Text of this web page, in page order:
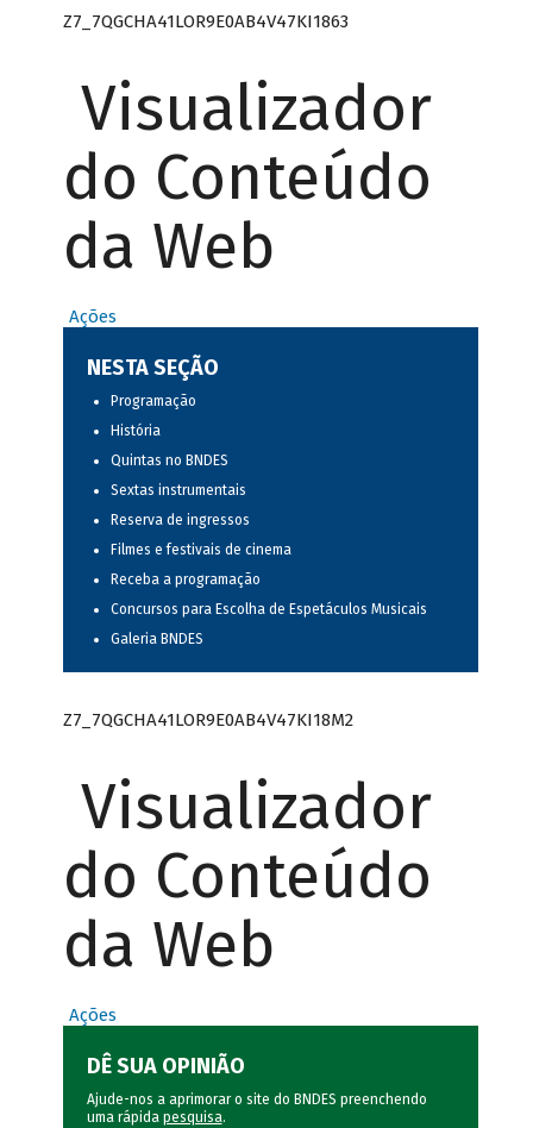
Z7_7QGCHA41LOR9E0AB4V47KI1863
Visualizador
do Conteúdo
da Web
Ações
NESTA SEÇÃO
Programação
História
Quintas no BNDES
Sextas instrumentais
Reserva de ingressos
Filmes e festivais de cinema
Receba a programação
Concursos para Escolha de Espetáculos Musicais
Galeria BNDES
Z7_7QGCHA41LOR9E0AB4V47KI18M2
Visualizador
do Conteúdo
da Web
Ações
DÊ SUA OPINIÃO
Ajude-nos a aprimorar o site do BNDES preenchendo
uma rápida pesquisa.